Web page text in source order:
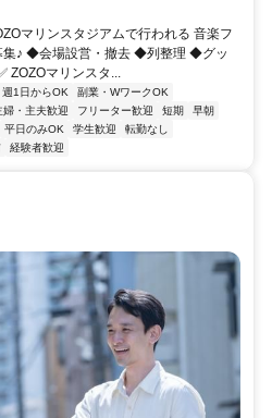
マリンスタジアムで行われる 音楽フ
集♪ ◆会場設営・撤去 ◆列整理 ◆グッ
マリンスタ...
週1日からOK
副業・WワークOK
婦・主夫歓迎 フリーター歓迎 短期
早朝
平日のみOK 学生歓迎
転勤なし
経験者歓迎